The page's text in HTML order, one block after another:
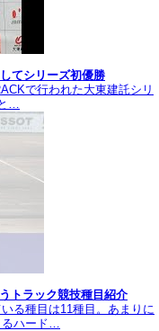
てシリーズ初優勝
で行われた大東建託シリ
…
トラック競技種目紹介
る種目は11種目。あまりに
ハード…